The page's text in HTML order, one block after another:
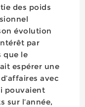
des poids
évolution
par
que le
espérer une
avec
pouvaient
sur l’année,